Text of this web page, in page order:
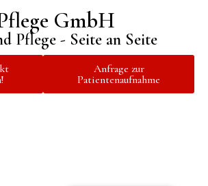
GmbH
Pflege - Seite an Seite
Anfrage zur
Patientenaufnahme